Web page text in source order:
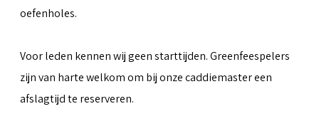
oefenholes.
Voor leden kennen wij geen starttijden. Greenfeespelers
zijn van harte welkom om bij onze caddiemaster een
afslagtijd te reserveren.